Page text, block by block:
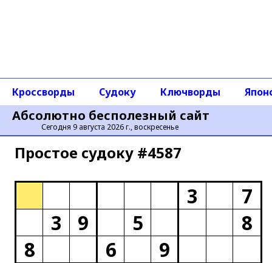
Абсолютно бесполезный сайт
Сегодня 9 августа 2026 г., воскресенье
Кроссворды Судоку Ключворды
Простое cудоку #4587
3
7
3
9 5
8
8
6
9